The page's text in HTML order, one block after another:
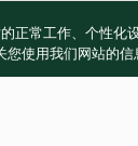
正常工作、个性
使用我们网站的信